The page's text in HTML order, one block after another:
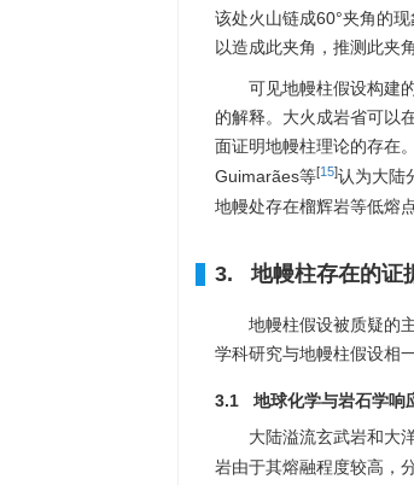
该处火山链成60°夹角的
以造成此夹角，推测此夹
可见地幔柱假设构建
的解释。大火成岩省可以
面证明地幔柱理论的存在
Guimarães等[15]认为大陆
地幔处存在榴辉岩等低熔
3. 地幔柱存在的证
地幔柱假设被质疑的
学科研究与地幔柱假设相一
3.1 地球化学与岩石学响
大陆溢流玄武岩和大
岩由于其熔融程度较高，